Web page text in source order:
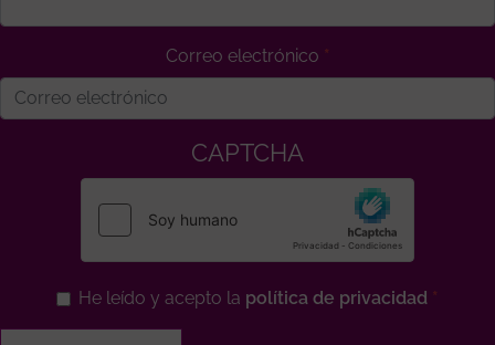
Correo electrónico
CAPTCHA
He leído y acepto la política de privacidad